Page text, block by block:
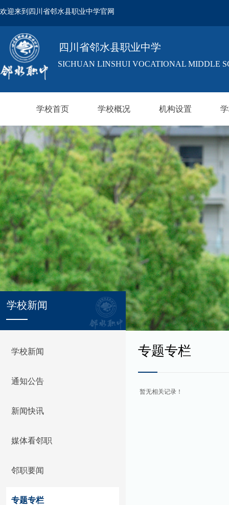
欢迎来到四川省邻水县职业中学官网
SICHUAN LINSHUI VOCATIONAL MIDDLE
四川省邻水县职业中学
学校首页 学校概况 机构设置
学校新闻
学校新闻
通知公告
新闻快讯
媒体看邻职
邻职要闻
专题专栏
专题专栏
暂无相关记录！